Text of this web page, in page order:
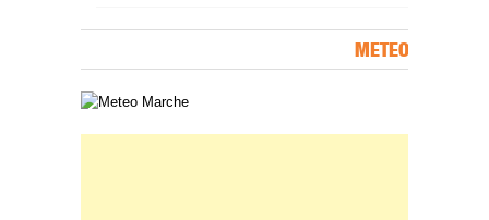
METEO
Carta meteorologica delle Marche